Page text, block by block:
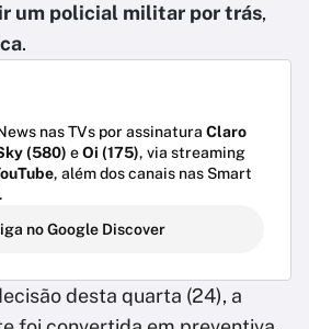
um policial militar por trás,
.
nas TVs por assinatura Claro
(580) eOi (175), via streaming
, além dos canais nas Smart
.
no Google Discover
desta quarta (24), a